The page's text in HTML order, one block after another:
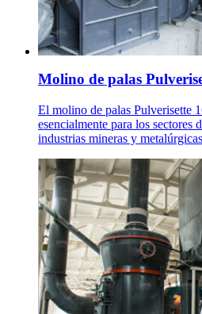
Molino de palas
El molino de palas Pulverisette
esencialmente para los sectores
industrias mineras y